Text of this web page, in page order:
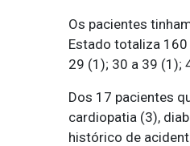
Os pacientes
Estado totaliza
29 (1); 30 a 39 (1);
Dos 17 pacientes
cardiopatia (3),
histórico de